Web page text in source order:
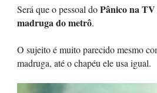
Será que o pessoal doPânico na TV
madruga do metrô.
O sujeito é muito parecido mesmo
madruga, até o chapéu ele usa igual.